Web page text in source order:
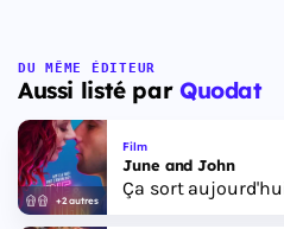
DU MÊME ÉDITEUR
Aussi listé par Quodat
+2 autres
Film
June and John
Ça sort